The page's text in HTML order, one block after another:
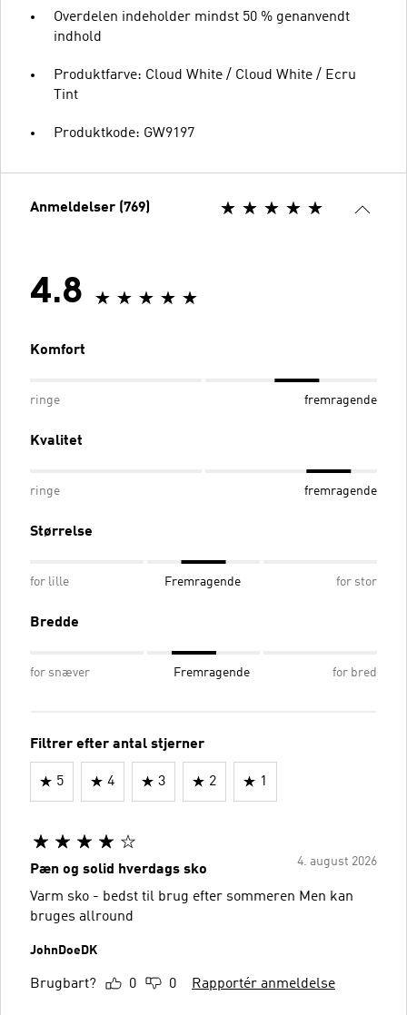
Overdelen indeholder mindst 50 % genanvendt
indhold
Produktfarve: Cloud White / Cloud White / Ecru
Tint
Produktkode: GW9197
Anmeldelser (769)
4.8
Komfort
ringe fremragende
Kvalitet
ringe fremragende
Størrelse
for lille Fremragende for stor
Bredde
for snæver Fremragende for bred
Filtrer efter antal stjerner
5 4 3 2 1
4. august 2026
Pæn og solid hverdags sko
Varm sko - bedst til brug efter sommeren Men kan
bruges allround
JohnDoeDK
Brugbart? 0 0 Rapportér anmeldelse